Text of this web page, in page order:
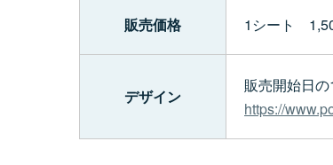
販売価格 1シート
デザイン
販売開始日
https://